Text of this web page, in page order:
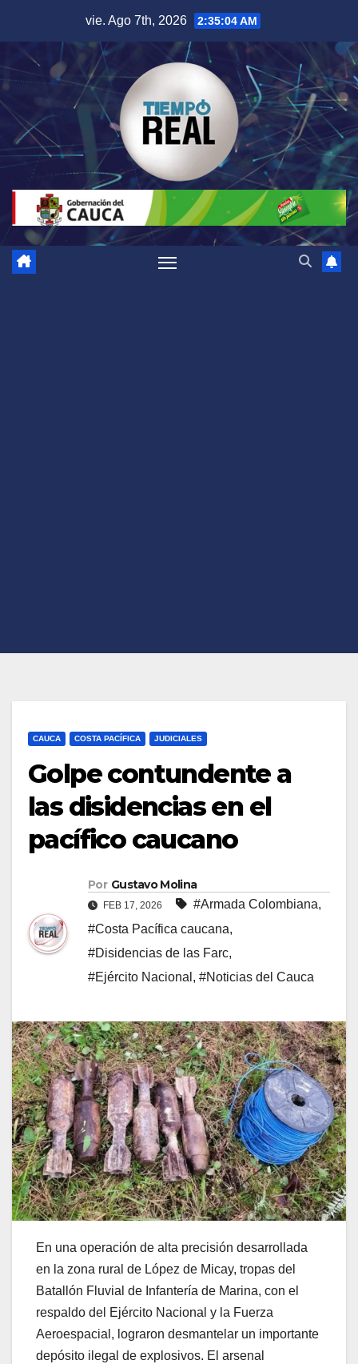
contenido
vie. Ago 7th, 2026 2:35:05 AM
CAUCA COSTA PACÍFICA JUDICIALES
Golpe contundente a
las disidencias en el
pacífico caucano
Por Gustavo Molina
FEB 17, 2026 #Armada Colombiana,
#Costa Pacífica caucana,
#Disidencias de las Farc,
#Ejército Nacional , #Noticias del Cauca
En una operación de alta precisión desarrollada
en la zona rural de López de Micay, tropas del
Batallón Fluvial de Infantería de Marina, con el
respaldo del Ejército Nacional y la Fuerza
Aeroespacial, lograron desmantelar un importante
depósito ilegal de explosivos. El arsenal